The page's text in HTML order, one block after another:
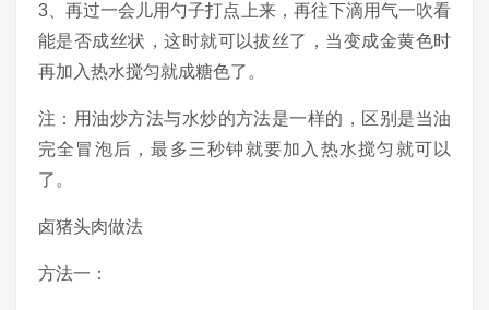
3、再过一会儿用勺子打点上来，再往下滴用气一吹看
能是否成丝状，这时就可以拔丝了，当变成金黄色时
再加入热水搅匀就成糖色了。
注：用油炒方法与水炒的方法是一样的，区别是当油
完全冒泡后，最多三秒钟就要加入热水搅匀就可以
了。
卤猪头肉做法
方法一：